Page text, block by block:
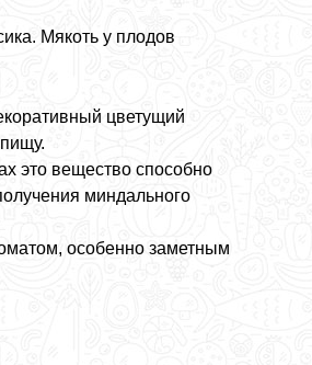
Мякоть у плодов
цветущий
это вещество способно
миндального
особенно заметным